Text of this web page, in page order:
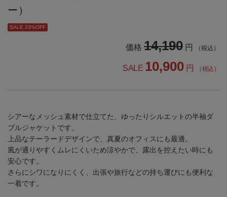
ー）
SALE 23%OFF
価格 14,190 円 （税込）
SALE 10,900 円 （税込）
シアーなメッシュ素材で仕立てた、ゆったりシルエットの半袖ダ
ブルジャケットです。
上品なテーラードデザインで、真夏のオフィスにも最適。
風が通りやすくムレにくいため涼やかで、露出を控えたい時にも
安心です。
さらにシワになりにくく、出張や旅行などの持ち運びにも便利な
一着です。